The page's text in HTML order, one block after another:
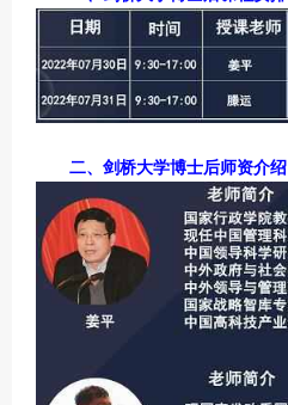
二、剑桥大学博士后师资介绍